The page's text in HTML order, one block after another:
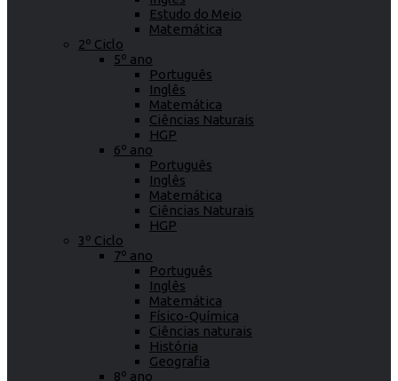
Estudo do Meio
Matemática
2º Ciclo
5º ano
Português
Inglês
Matemática
Ciências Naturais
HGP
6º ano
Português
Inglês
Matemática
Ciências Naturais
HGP
3º Ciclo
7º ano
Português
Inglês
Matemática
Físico-Química
Ciências naturais
História
Geografia
8º ano